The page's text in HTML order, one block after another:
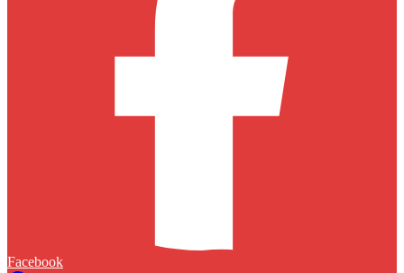
Facebook